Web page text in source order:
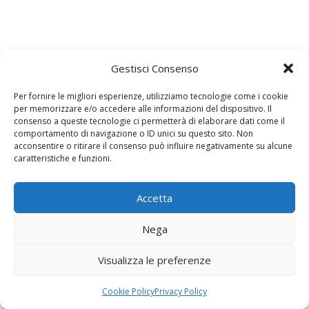
Gestisci Consenso
Per fornire le migliori esperienze, utilizziamo tecnologie come i cookie
per memorizzare e/o accedere alle informazioni del dispositivo. Il
consenso a queste tecnologie ci permetterà di elaborare dati come il
comportamento di navigazione o ID unici su questo sito. Non
acconsentire o ritirare il consenso può influire negativamente su alcune
caratteristiche e funzioni.
Accetta
Nega
Visualizza le preferenze
Cookie PolicyPrivacy Policy
Copyright © 2026